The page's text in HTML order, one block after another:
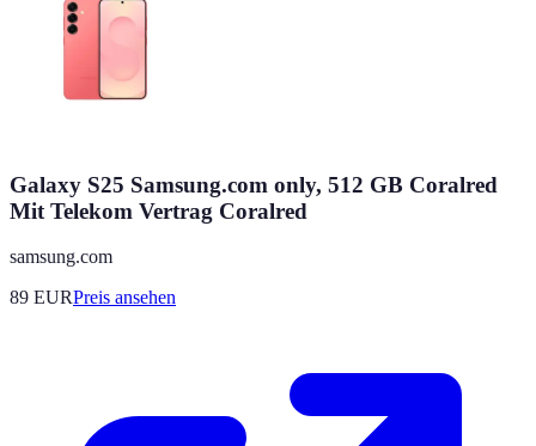
Galaxy S25 Samsung.com only, 512 GB Coralred
Mit Telekom Vertrag Coralred
samsung.com
89 EURPreis ansehen